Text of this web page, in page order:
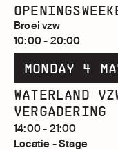
Broei vzw
10:00 - 20:00
MONDAY 4
WATERLAND
VERGADERING
14:00 - 21:00
Locatie - Stage